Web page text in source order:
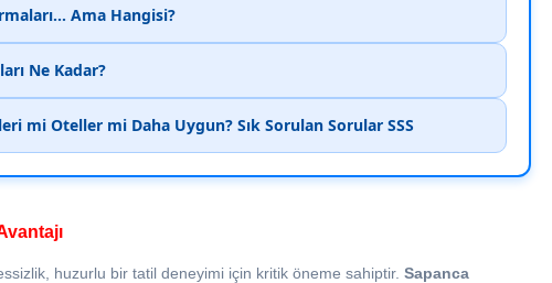
Ama Hangisi?
Ne Kadar?
mi Oteller mi Daha Uygun? Sık Sorulan Sorular SSS
huzurlu bir tatil deneyimi için kritik öneme sahiptir. Sapanca